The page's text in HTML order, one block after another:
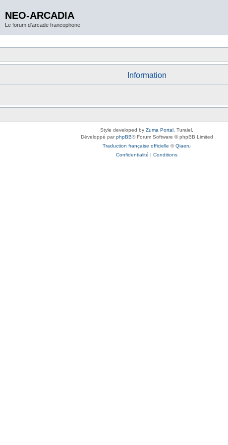
NEO-ARCADIA
Le forum d'arcade francophone
Information
Style developed by Zuma Portal , Turaiel,
Développé parphpBB® Forum Software © phpBB Limited
Traduction française officielle ©Qiaeru
Confidentialité | Conditions